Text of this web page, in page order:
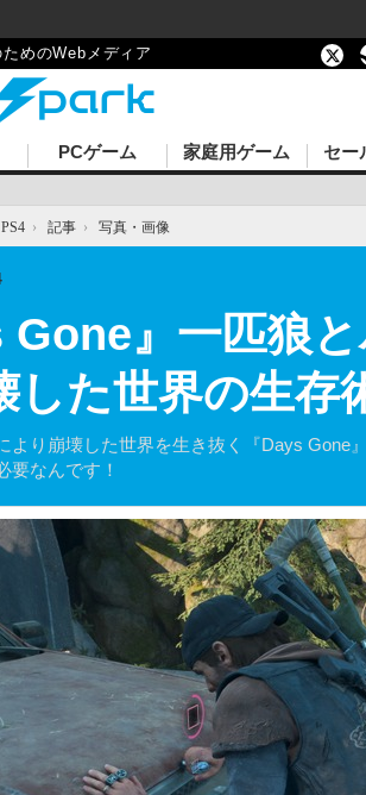
めのWebメディア
PCゲーム 家庭用ゲーム セー
PS4 › 記事 › 写真・画像
Gone』一匹狼
した世界の生存
より崩壊した世界を生き抜く『Days
要なんです！